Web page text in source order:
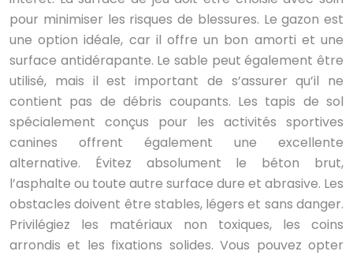
pour minimiser les risques de blessures. Le gazon est
une option idéale, car il offre un bon amorti et une
surface antidérapante. Le sable peut également être
utilisé, mais il est important de s’assurer qu’il ne
contient pas de débris coupants. Les tapis de sol
spécialement conçus pour les activités sportives
canines offrent également une excellente
alternative. Évitez absolument le béton brut,
l’asphalte ou toute autre surface dure et abrasive. Les
obstacles doivent être stables, légers et sans danger.
Privilégiez les matériaux non toxiques, les coins
arrondis et les fixations solides. Vous pouvez opter